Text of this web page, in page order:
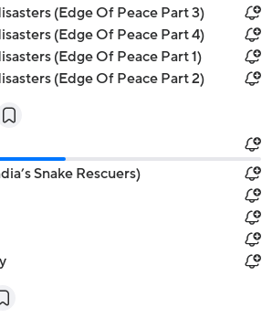
(Edge Of Peace Part 3)
(Edge Of Peace Part 4)
(Edge Of Peace Part 1)
(Edge Of Peace Part 2)
Snake Rescuers)